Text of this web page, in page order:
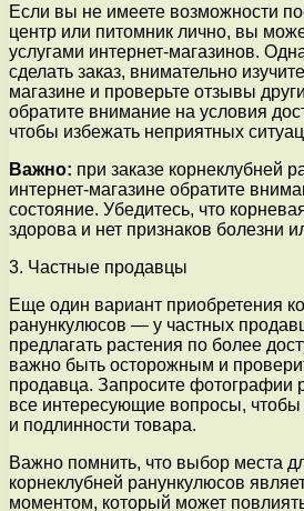
Если вы не имеете возможности
центр или питомник лично, вы
услугами интернет-магазинов.
сделать заказ, внимательно
магазине и проверьте отзывы
обратите внимание на условия
чтобы избежать неприятных
Важно: при заказе корнеклубней
интернет-магазине обратите
состояние. Убедитесь, что
здорова и нет признаков болезни
3. Частные продавцы
Еще один вариант приобретения
ранункулюсов — у частных
предлагать растения по более
важно быть осторожным и
продавца. Запросите фотографии
все интересующие вопросы, чтобы
и подлинности товара.
Важно помнить, что выбор места
корнеклубней ранункулюсов
моментом, который может